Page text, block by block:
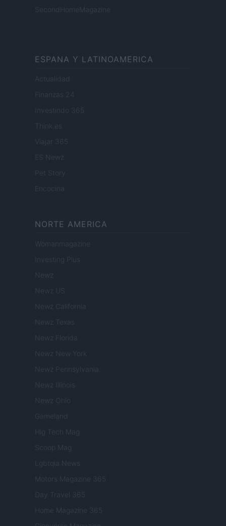
SecondHomeMagazine
ESPANA Y LATINOAMERICA
Actualidad
Finanzas 24
Investindo 365
Think.es
Viajar 365
ES Newz
Pet Story
Encocina
NORTE AMERICA
Womanmagazine
Investing Plus
Newz
Newz US
Newz California
Newz Texas
Newz Florida
Newz New York
Newz Pennsylvania
Newz Illinois
Newz Ohio
Gameland
Hig Tech Mag
Scoop Mag
Lgbtqia News
Motors Magazine 365
Day Travel 365
Home Magazine 365